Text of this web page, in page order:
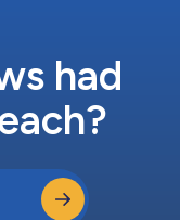
用行動、創作、生活
最佳註腳。」 這些影
had